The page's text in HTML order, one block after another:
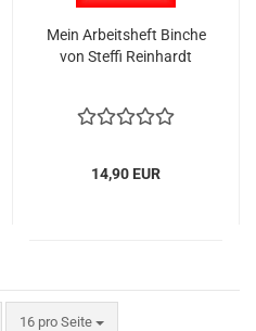
Mein Arbeitsheft Binche
von Steffi Reinhardt
14,90 EUR
16 pro Seite
pro Seite